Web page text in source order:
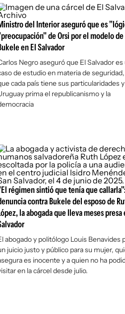
del Interior aseguró que es
de Orsi por el modelo de
en El Salvador
Negro aseguró que El Salvador es
de estudio en materia de
cada país tiene sus particularidades
prima el republicanismo y la
régimen sintió que tenía que
contra Bukele del esposo de
la abogada que lleva meses presa
abogado y politólogo Louis Benavides
juicio justo y público para su mujer,
es inocente y a quien no ha
en la cárcel desde julio.